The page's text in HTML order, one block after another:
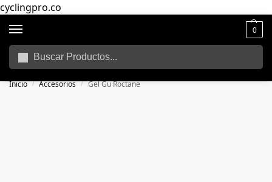
cyclingpro.co
0
🚴‍ Envío gratuito a todo Colombia por compras superiores a $250.000
Inicio / Accesorios / Gel Gu Roctane